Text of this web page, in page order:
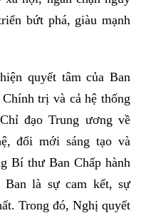
bứt phá, giàu mạnh
quyết tâm của Ban
trị và cả hệ thống
đạo Trung ương về
đổi mới sáng tạo và
Bí thư Ban Chấp hành
Ban là sự cam kết, sự
Trong đó, Nghị quyết